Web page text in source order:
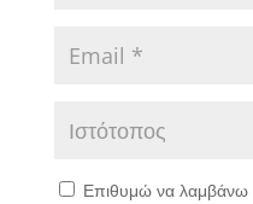
Επιθυμώ να λαμβάνω